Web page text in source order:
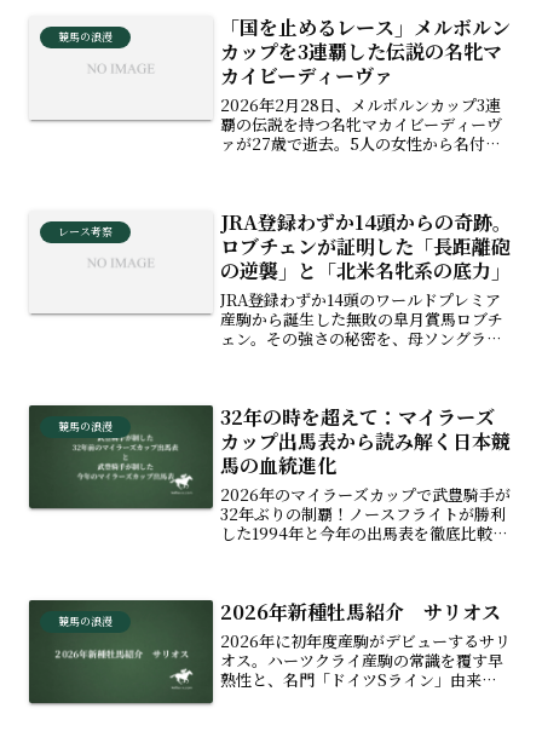
義へのアンチテーゼまで、時計を超越し
た真のチャンピオンの価値に迫ります。
競馬の浪漫
「国を止めるレース」メルボルン
カップを3連覇した伝説の名牝マ
カイビーディーヴァ
2026年2月28日、メルボルンカップ3連
覇の伝説を持つ名牝マカイビーディーヴ
ァが27歳で逝去。5人の女性から名付け
生涯と功績を振り返ります。
レース考察
JRA登録わずか14頭からの奇跡。
ロブチェンが証明した「長距離砲
の逆襲」と「北米名牝系の底力」
JRA登録わずか14頭のワールドプレミア
産駒から誕生した無敗の皐月賞馬ロブチ
ェン。その強さの秘密を、母ソングライ
から徹底解説します。
競馬の浪漫
32年の時を超えて：マイラーズ
カップ出馬表から読み解く日本競
馬の血統進化
2026年のマイラーズカップで武豊騎手が
32年ぶりの制覇！ノースフライトが勝利
した1994年と今年の出馬表を徹底比較
がどう受け継がれているか、時代を超え
た血のロマンに迫る競馬コラムです。
競馬の浪漫 2026年新種牡馬紹介 サリオス
2026年に初年度産駒がデビューするサリ
オス。ハーツクライ産駒の常識を覆す早
熟性と、名門「ドイツSライン」由来の